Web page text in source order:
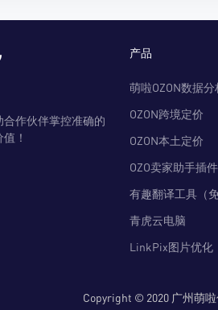
作伙伴掌控准确的
！
产品
萌啦OZON数据分
OZON跨境定价
OZON本土定价
OZO卖家助手插件
有趣翻译工具（
青虎云电脑
LinkPix图片优化
Copyright © 2020 广州萌